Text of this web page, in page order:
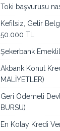
Toki başvurusu
Kefilsiz, Gelir
50.000 TL
Şekerbank
Akbank Konut
MALİYETLER)
Geri Ödemeli
BURSU)
En Kolay Kredi